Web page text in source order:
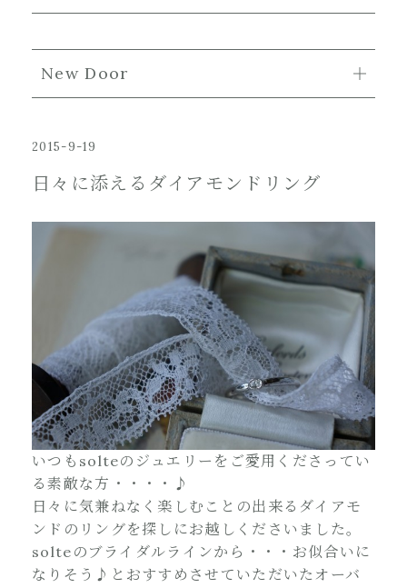
New Door
2015-9-19
日々に添えるダイアモンドリング
いつもsolteのジュエリーをご愛用くださってい
る素敵な方・・・・♪
日々に気兼ねなく楽しむことの出来るダイアモ
ンドのリングを探しにお越しくださいました。
solteのブライダルラインから・・・お似合いに
なりそう♪とおすすめさせていただいたオーバ